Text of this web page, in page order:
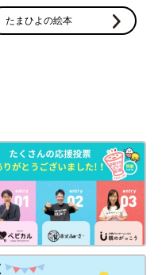
たまひよの絵本